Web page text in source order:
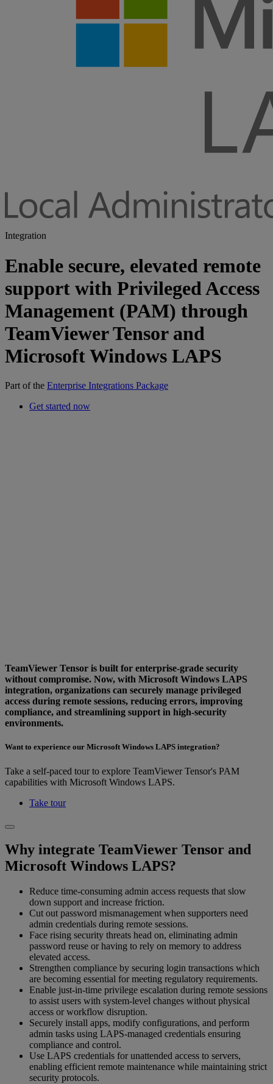
Integration
Enable secure, elevated remote
support with Privileged Access
Management (PAM) through
TeamViewer Tensor and
Microsoft Windows LAPS
Part of the Enterprise Integrations Package
Get started now
TeamViewer Tensor is built for enterprise-grade security
without compromise. Now, with Microsoft Windows LAPS
integration, organizations can securely manage privileged
access during remote sessions, reducing errors, improving
compliance, and streamlining support in high-security
environments.
Want to experience our Microsoft Windows LAPS integration?
Take a self-paced tour to explore TeamViewer Tensor's PAM
capabilities with Microsoft Windows LAPS.
Take tour
Why integrate TeamViewer Tensor and
Microsoft Windows LAPS?
Reduce time-consuming admin access requests that slow
down support and increase friction.
Cut out password mismanagement when supporters need
admin credentials during remote sessions.
Face rising security threats head on, eliminating admin
password reuse or having to rely on memory to address
elevated access.
Strengthen compliance by securing login transactions which
are becoming essential for meeting regulatory requirements.
Enable just-in-time privilege escalation during remote sessions
to assist users with system-level changes without physical
access or workflow disruption.
Securely install apps, modify configurations, and perform
admin tasks using LAPS-managed credentials ensuring
compliance and control.
Use LAPS credentials for unattended access to servers,
enabling efficient remote maintenance while maintaining strict
security protocols.